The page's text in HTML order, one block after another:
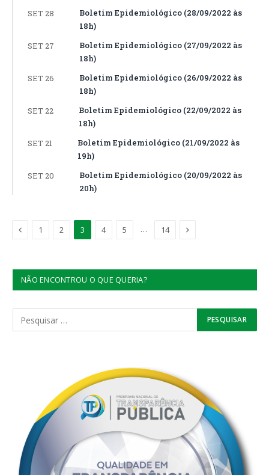
SET 28
Boletim Epidemiológico (28/09/2022 às
18h)
SET 27
Boletim Epidemiológico (27/09/2022 às
18h)
SET 26
Boletim Epidemiológico (26/09/2022 às
18h)
SET 22
Boletim Epidemiológico (22/09/2022 às
18h)
SET 21
Boletim Epidemiológico (21/09/2022 às
19h)
SET 20
Boletim Epidemiológico (20/09/2022 às
20h)
Anterior
1 2 3 4 5 … 14 Proximo
NÃO ENCONTROU O QUE QUERIA?